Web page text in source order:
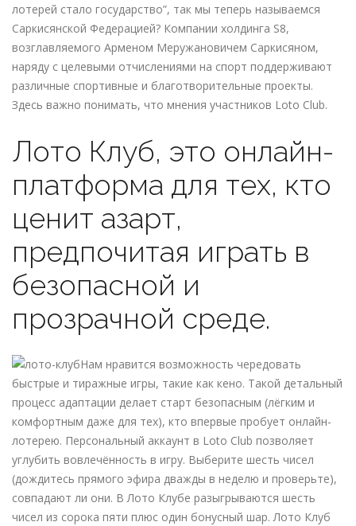
лотерей стало государство”, так мы теперь называемся
Саркисянской Федерацией? Компании холдинга S8,
возглавляемого Арменом Меружановичем Саркисяном,
наряду с целевыми отчислениями на спорт поддерживают
различные спортивные и благотворительные проекты.
Здесь важно понимать, что мнения участников Loto Club.
Лото Клуб, это онлайн-
платформа для тех, кто
ценит азарт,
предпочитая играть в
безопасной и
прозрачной среде.
Нам нравится возможность чередовать
быстрые и тиражные игры, такие как кено. Такой детальный
процесс адаптации делает старт безопасным (лёгким и
комфортным даже для тех), кто впервые пробует онлайн-
лотерею. Персональный аккаунт в Loto Club позволяет
углубить вовлечённость в игру. Выберите шесть чисел
(дождитесь прямого эфира дважды в неделю и проверьте),
совпадают ли они. В Лото Клубе разыгрываются шесть
чисел из сорока пяти плюс один бонусный шар. Лото Клуб